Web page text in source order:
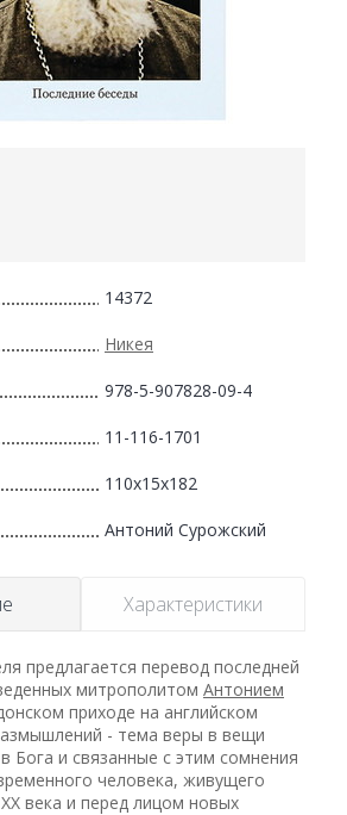
14372
Никея
978-5-907828-09-4
11-116-1701
110x15x182
Антоний Сурожский
Характеристики
предлагается перевод последней
митрополитом Антонием
приходе на английском
- тема веры в вещи
Бога и связанные с этим сомнения
человека, живущего
века и перед лицом новых